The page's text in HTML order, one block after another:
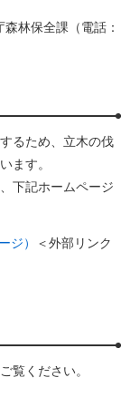
林保全課（電話：
るため、立木の伐
ます。
下記ホームページ
ジ）
＜外部リンク
覧ください。